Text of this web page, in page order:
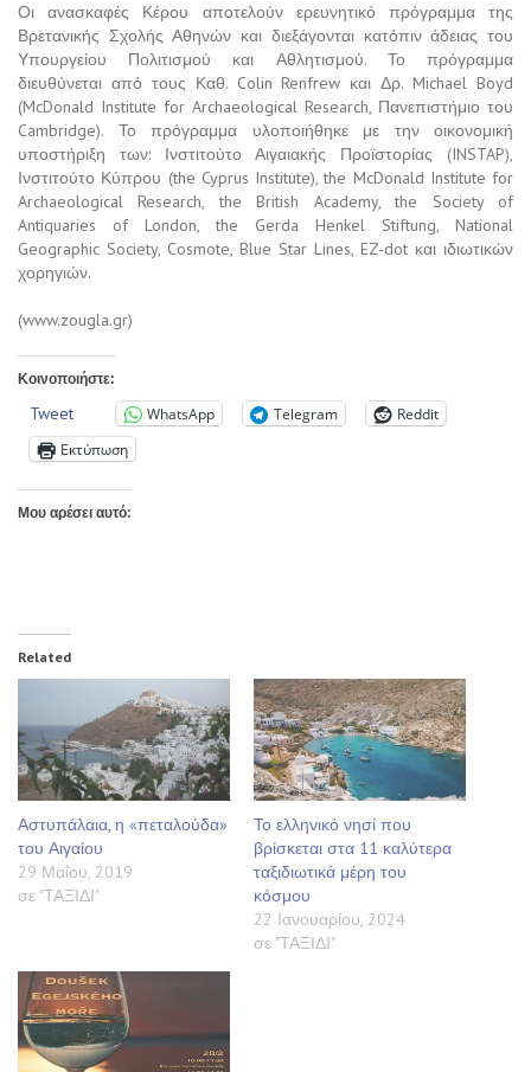
Οι ανασκαφές Κέρου αποτελούν ερευνητικό πρόγραμμα της
Βρετανικής Σχολής Αθηνών και διεξάγονται κατόπιν άδειας του
Υπουργείου Πολιτισμού και Αθλητισμού. Το πρόγραμμα
διευθύνεται από τους Καθ. Colin Renfrew και Δρ. Michael Boyd
(McDonald Institute for Archaeological Research, Πανεπιστήμιο του
Cambridge). Το πρόγραμμα υλοποιήθηκε με την οικονομική
υποστήριξη των: Ινστιτούτο Αιγαιακής Προϊστορίας (INSTAP),
Ινστιτούτο Κύπρου (the Cyprus Institute), the McDonald Institute for
Archaeological Research, the British Academy, the Society of
Antiquaries of London, the Gerda Henkel Stiftung, National
Geographic Society, Cosmote, Blue Star Lines, EZ-dot και ιδιωτικών
χορηγιών.
(www.zougla.gr)
Κοινοποιήστε:
Tweet WhatsApp Telegram
Reddit
Εκτύπωση
Μου αρέσει αυτό:
Related
Αστυπάλαια, η «πεταλούδα»
του Αιγαίου
29 Μαΐου, 2019
σε "ΤΑΞΙΔΙ"
Το ελληνικό νησί που
βρίσκεται στα 11 καλύτερα
ταξιδιωτικά μέρη του
κόσμου
22 Ιανουαρίου, 2024
σε "ΤΑΞΙΔΙ"